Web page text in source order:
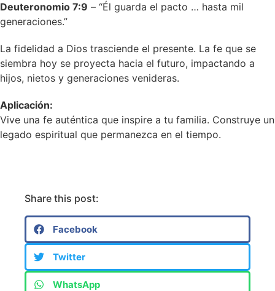
Deuteronomio 7:9 – “Él guarda el pacto … hasta mil
generaciones.”
La fidelidad a Dios trasciende el presente. La fe que se
siembra hoy se proyecta hacia el futuro, impactando a
hijos, nietos y generaciones venideras.
Aplicación:
Vive una fe auténtica que inspire a tu familia. Construye un
legado espiritual que permanezca en el tiempo.
Share this post:
Facebook
Twitter
WhatsApp